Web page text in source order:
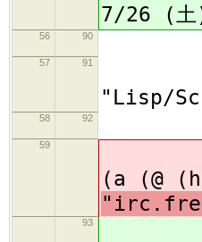
7/26 (土
56 90
57 91
"Lisp/
58 92
59
(a (@
93